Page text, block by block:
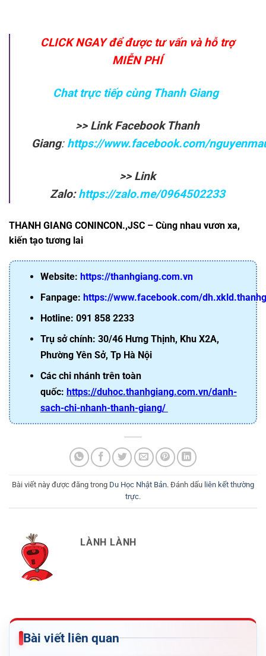
CLICK NGAY để được tư vấn và hỗ trợ
MIỄN PHÍ
Chat trực tiếp cùng Thanh Giang
>> Link Facebook Thanh
Giang: https://www.facebook.com/
>> Link
Zalo:https://zalo.me/0964502233
THANH GIANG CONINCON.,JSC – Cùng nhau vươn xa,
kiến tạo tương lai
Website: https://thanhgiang.com.vn
Fanpage: https://www.facebook.com/
Hotline: 091 858 2233
Trụ sở chính: 30/46 Hưng Thịnh, Khu X2A,
Phường Yên Sở, Tp Hà Nội
Các chi nhánh trên toàn
quốc: https://duhoc.thanhgiang.com.vn/danh-
sach-chi-nhanh-thanh-giang/
Bài viết này được đăng trong Du Học Nhật Bản. Đánh dấu liên kết thường
trực.
LÀNH LÀNH
Bài viết liên quan